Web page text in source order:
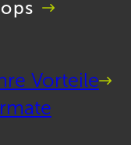
Vorteile